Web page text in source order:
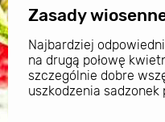
Zasady
Najbardziej
na drugą połowę
szczególnie dobre
uszkodzenia sadzonek